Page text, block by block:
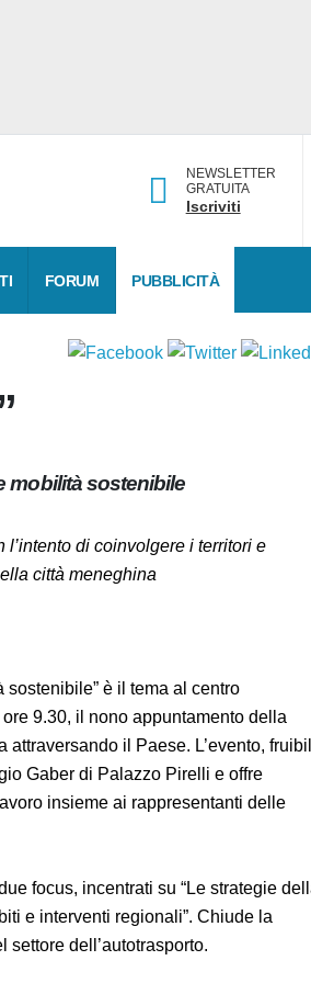
NEWSLETTER
GRATUITA
Iscriviti
FORUM PUBBLICITÀ
e mobilità sostenibile
l’intento di coinvolgere i territori e
nella città meneghina
sostenibile” è il tema al centro
ore 9.30, il nono appuntamento
che sta attraversando il Paese.
l’auditorium Giorgio Gaber di
salute e sicurezza sul lavoro insieme
e due focus, incentrati su “Le
stradale: ambiti e interventi
partecipata nel settore